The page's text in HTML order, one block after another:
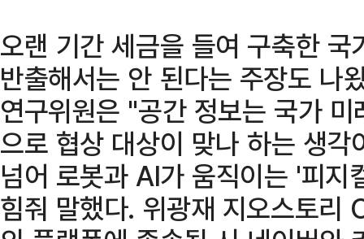
오랜 기간 세금을 들여 구축한
반출해서는 안 된다는 주장도 나
연구위원은 "공간 정보는 국가
으로 협상 대상이 맞나 하는 생
넘어 로봇과 AI가 움직이는 '피
힘줘 말했다. 위광재 지오스토리